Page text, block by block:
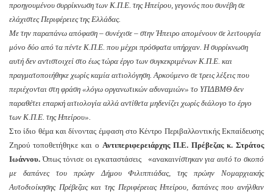
προηγουμένου συρρίκνωση των Κ.Π.Ε. της Ηπείρου, γεγονός που συνέβη σε
ελάχιστες Περιφέρειες της Ελλάδας.
Με την παραπάνω απόφαση – συνέχισε – στην Ήπειρο απομένουν σε λειτουργία
μόνο δύο από τα πέντε Κ.Π.Ε. που μέχρι πρόσφατα υπήρχαν. Η συρρίκνωση
αυτή δεν αντιστοιχεί στο έως τώρα έργο των συγκεκριμένων Κ.Π.Ε. και
πραγματοποιήθηκε χωρίς καμία αιτιολόγηση. Αρκούμενο σε τρεις λέξεις που
περιέχονται στη φράση «λόγω οργανωτικών αδυναμιών» το ΥΠΔΒΜΘ δεν
παραθέτει επαρκή αιτιολογία αλλά αντίθετα μηδενίζει χωρίς διάλογο το έργο
των Κ.Π.Ε. της Ηπείρου».
Στο ίδιο θέμα και δίνοντας έμφαση στο Κέντρο Περιβαλλοντικής Εκπαίδευσης
Ζηρού τοποθετήθηκε και ο Αντιπεριφερειάρχης Π.Ε. Πρέβεζας κ. Στράτος
Ιωάννου. Όπως τόνισε οι εγκαταστάσεις «ανακαινίστηκαν για αυτό το σκοπό
με δαπάνες του πρώην Δήμου Φιλιππιάδας, της πρώην Νομαρχιακής
Αυτοδιοίκησης Πρέβεζας και της Περιφέρειας Ηπείρου, δαπάνες που ανήλθαν